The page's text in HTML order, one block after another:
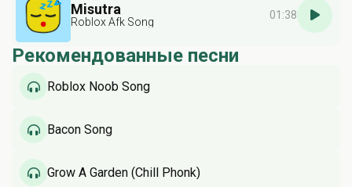
Misutra
Roblox Afk Song
01:38
Рекомендованные песни
Roblox Noob Song
Bacon Song
Grow A Garden (Chill Phonk)